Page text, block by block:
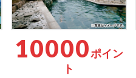
10000ポイン
ト